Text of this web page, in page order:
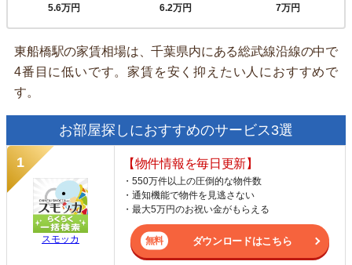
5.6万円
6.2万円
7万円
東船橋駅の家賃相場は、千葉県内にある総武線沿線の中で
4番目に低いです。家賃を安く抑えたい人におすすめで
す。
お部屋探しにおすすめのサービス3選
スモッカ
【物件情報を毎日更新】
・550万件以上の圧倒的な物件数
・通知機能で物件を見逃さない
・最大5万円のお祝い金がもらえる
ダウンロードはこちら